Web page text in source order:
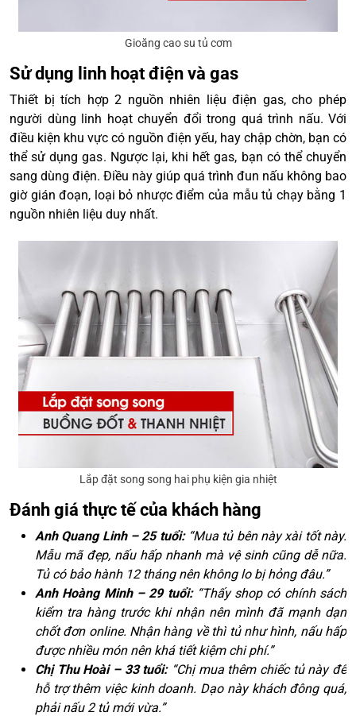
Gioăng cao su tủ cơm
Sử dụng linh hoạt điện và gas
Thiết bị tích hợp 2 nguồn nhiên liệu điện gas, cho phép
người dùng linh hoạt chuyển đổi trong quá trình nấu. Với
điều kiện khu vực có nguồn điện yếu, hay chập chờn, bạn có
thể sử dụng gas. Ngược lại, khi hết gas, bạn có thể chuyển
sang dùng điện. Điều này giúp quá trình đun nấu không bao
giờ gián đoạn, loại bỏ nhược điểm của mẫu tủ chạy bằng 1
nguồn nhiên liệu duy nhất.
Lắp đặt song song hai phụ kiện gia nhiệt
Đánh giá thực tế của khách hàng
Anh Quang Linh – 25 tuổi: “Mua tủ bên này xài tốt này.
Mẫu mã đẹp, nấu hấp nhanh mà vệ sinh cũng dễ nữa.
Tủ có bảo hành 12 tháng nên không lo bị hỏng đâu.”
Anh Hoàng Minh – 29 tuổi: “Thấy shop có chính sách
kiểm tra hàng trước khi nhận nên mình đã mạnh dạn
chốt đơn online. Nhận hàng về thì tủ như hình, nấu hấp
được nhiều món nên khá tiết kiệm chi phí.”
Chị Thu Hoài – 33 tuổi: “Chị mua thêm chiếc tủ này để
hỗ trợ thêm việc kinh doanh. Dạo này khách đông quá,
phải nấu 2 tủ mới vừa.”